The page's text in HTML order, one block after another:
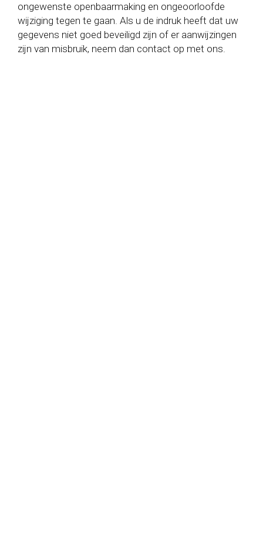
ongewenste openbaarmaking en ongeoorloofde
wijziging tegen te gaan. Als u de indruk heeft dat uw
gegevens niet goed beveiligd zijn of er aanwijzingen
zijn van misbruik, neem dan contact op met ons.